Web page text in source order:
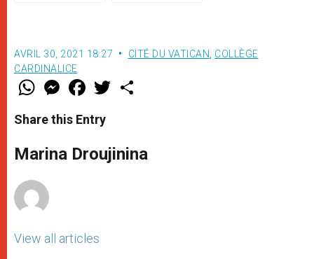
AVRIL 30, 2021 18:27 CITÉ DU VATICAN
COLLÈGE
CARDINALICE
W
t
s
p
p
M
e
s
e
g
e
F
a
e
b
o
k
w
r
Share this Entry
Marina Droujinina
View all articles